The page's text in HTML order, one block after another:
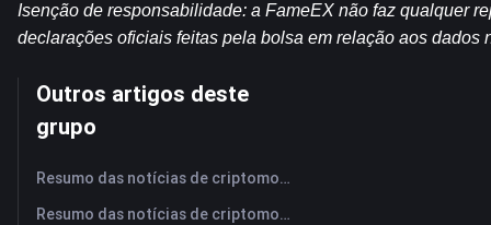
Isenção de responsabilidade: a FameEX não faz qualquer
declarações oficiais feitas pela bolsa em relação aos
Outros artigos deste
grupo
Resumo das notícias de criptomoedas da FameEX hoje | 7 de agosto de 2026
Resumo das notícias de criptomoedas da FameEX hoje | 6 de agosto de 2026